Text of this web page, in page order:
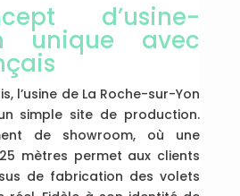
d’usine-
unique avec
l’usine de La Roche-sur-Yon
simple site de production.
de showroom, où une
mètres permet aux clients
de fabrication des volets